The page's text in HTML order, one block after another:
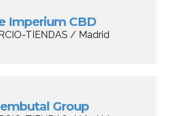
Imperium CBD
TIENDAS / Madrid
Group